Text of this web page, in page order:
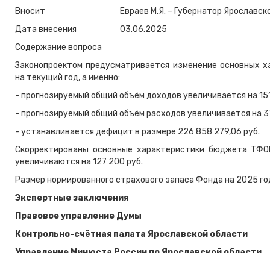
Вносит
Евраев М.Я. – Губернатор
Дата внесения
03.06.2025
Содержание вопроса
Законопроектом предусматривается изменение
на текущий год, а именно:
- прогнозируемый общий объём доходов увеличивается на
- прогнозируемый общий объём расходов увеличивается на
- устанавливается дефицит в размере 226 858 279,06 руб.
Скорректированы основные характеристики бюджета
увеличиваются на 127 200 руб.
Размер нормированного страхового запаса Фонда на 2025
Экспертные заключения
Правовое управление Думы
Контрольно-счётная палата Ярославской области